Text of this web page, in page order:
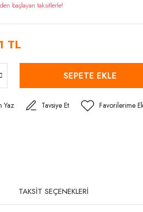
başlayan taksitlerle!
TL
SEPETE EKLE
Yaz Tavsiye Et
TAKSİT SEÇENEKLERİ